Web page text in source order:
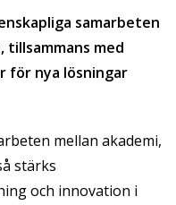
samarbeten
tillsammans med
för nya lösningar
mellan akademi,
stärks
och innovation i